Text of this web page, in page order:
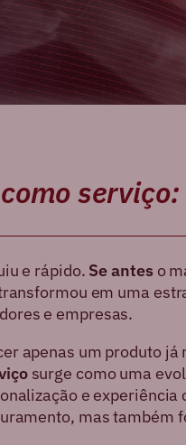
e rápido. Se anteso
em uma
e empresas.
apenas um produto já
surge como uma
e experiência
mas também